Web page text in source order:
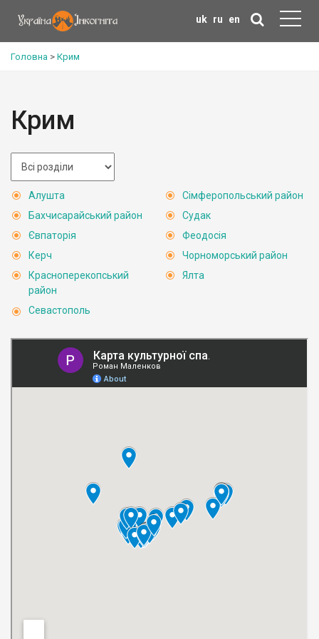
uk ru en
Головна > Крим
Крим
Алушта
Бахчисарайський район
Євпаторія
Керч
Красноперекопський
район
Севастополь
Сімферопольський район
Судак
Феодосія
Чорноморський район
Ялта